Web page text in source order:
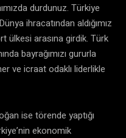
durdunuz. Türkiye
ihracatından aldığımız
ülkesi arasına girdik. Türk
bayrağımızı gururla
ve icraat odaklı liderlikle
ise törende yaptığı
ekonomik